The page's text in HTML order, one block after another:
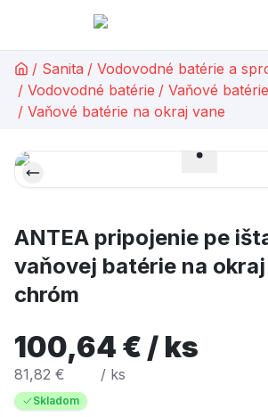
/ Sanita / Vodovodné batérie a
/ Vodovodné batérie / Vaňové batérie
/ Vaňové batérie na okraj vane
ANTEA pripojenie pe
vaňovej batérie na
chróm
100,64 € / ks
81,82 € / ks
Skladom